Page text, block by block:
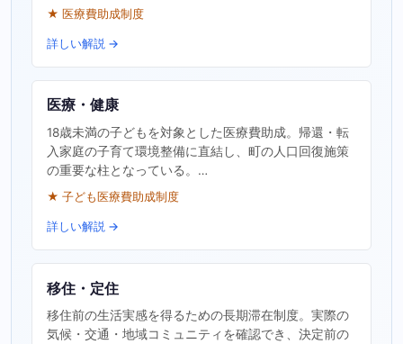
★ 医療費助成制度
詳しい解説 →
医療・健康
18歳未満の子どもを対象とした医療費助成。帰還・転
入家庭の子育て環境整備に直結し、町の人口回復施策
の重要な柱となっている。…
★ 子ども医療費助成制度
詳しい解説 →
移住・定住
移住前の生活実感を得るための長期滞在制度。実際の
気候・交通・地域コミュニティを確認でき、決定前の